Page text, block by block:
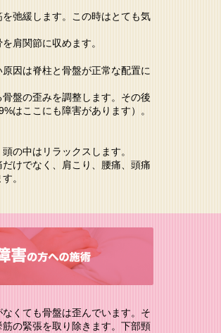
弛緩します。この時はとても気
肩関節に収めます。
因は脊柱と骨盤が正常な配置に
盤の歪みを調整します。その後
はここにも障害があります）。
の中はリラックスします。
けでなく、肩こり、腰痛、頭痛
。
くても骨盤は歪んでいます。そ
の緊張を取り除きます。下部頸